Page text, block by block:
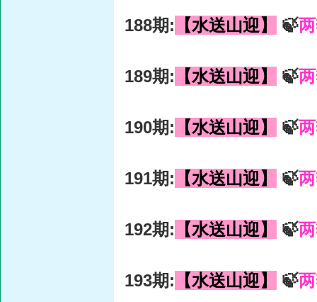
188期: 【水送山迎】 🍃
189期: 【水送山迎】 🍃
190期: 【水送山迎】 🍃
191期: 【水送山迎】 🍃
192期: 【水送山迎】 🍃
193期: 【水送山迎】 🍃